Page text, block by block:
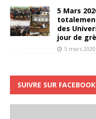
5 Mars
des
jour de
5 mars 2020
SUIVRE SUR FACEBOOK